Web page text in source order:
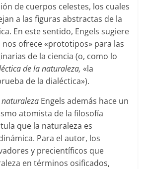
de cuerpos celestes, los cuales
a las figuras abstractas de la
En este sentido, Engels sugiere
ofrece «prototipos» para las
de la ciencia (o, como lo
de la naturaleza,«la
de la dialéctica»).
Engels además hace un
atomista de la filosofía
que la naturaleza es
Para el autor, los
y precientíficos que
en términos osificados,